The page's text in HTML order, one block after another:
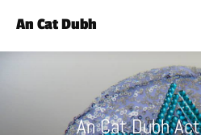
An Cat Dubh
An Cat Dubh